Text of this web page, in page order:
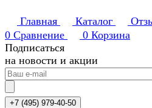
Главная Каталог
0 Сравнение 0 Корзина
Подписаться
на новости и акции
+7 (495) 979-40-50